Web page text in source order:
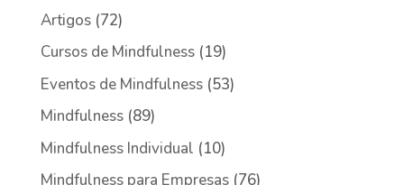
Artigos(72)
Cursos de Mindfulness(19)
Eventos de Mindfulness(53)
Mindfulness(89)
Mindfulness Individual (10)
Mindfulness para Empresas(76)